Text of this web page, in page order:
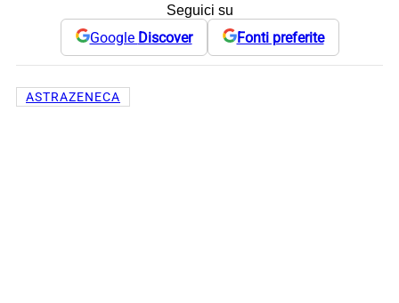
Seguici su
Google Discover Fonti preferite
ASTRAZENECA